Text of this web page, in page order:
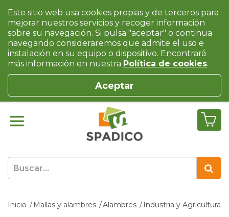
Inicio Mallas y alambres Alambres Industria y Agricultura
Este sitio web usa cookies propias y de terceros para
mejorar nuestros servicios y recoger información
sobre su navegación. Si pulsa "aceptar" o continua
navegando consideraremos que admite el uso e
instalación en su equipo o dispositivo. Encontrará
más información en nuestra Política de cookies.
Aceptar